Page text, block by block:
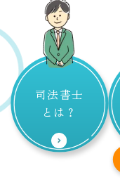
司法書士
とは？